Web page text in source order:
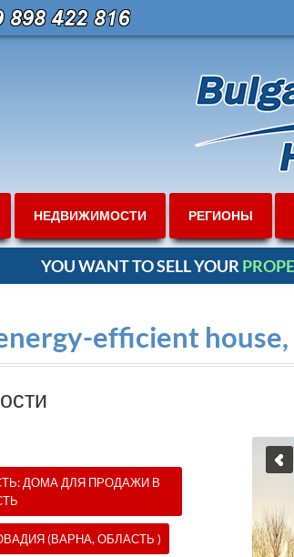
НЕДВИЖИМОСТИ РЕГИОНЫ
YOU WANT TO SELL YOUR
efficient
ДОМА ДЛЯ ПРОДАЖИ В
(ВАРНА, ОБЛАСТЬ )